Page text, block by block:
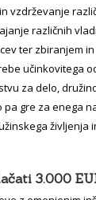
vzdrževanje
različnih
ter zbiranjem
učinkovitega
za delo,
pa gre za enega
življenja
3.000